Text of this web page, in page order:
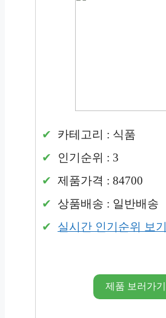
카테고리 : 식품
인기순위 : 3
제품가격 : 84700
상품배송 : 일반배송
실시간 인기순위 보기
제품 보러가기